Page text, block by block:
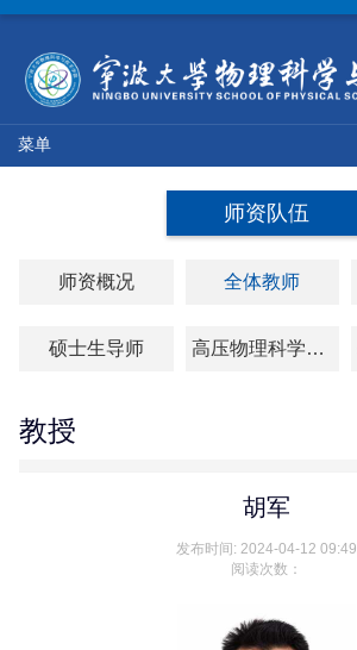
菜单
师资队伍
师资概况 全体教师
硕士生导师 高压物理科学研究院
教授
胡军
发布时间: 2024-04-12 09:49
阅读次数：